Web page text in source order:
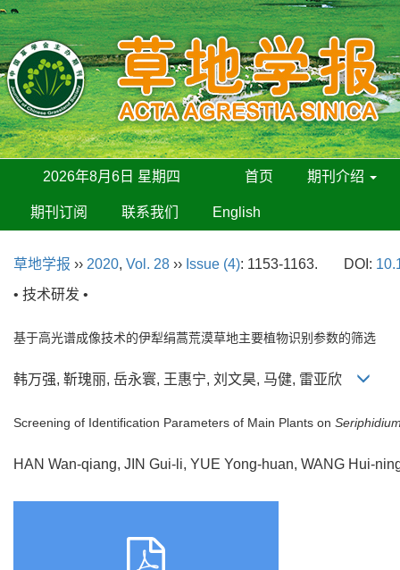
2026年8月6日 星期四 首页 期刊介绍
期刊订阅 联系我们 English
草地学报 ›› 2020, Vol. 28 ›› Issue (4): 1153-1163. DOI:
• 技术研发 •
基于高光谱成像技术的伊犁绢蒿荒漠草地主要植物识别参数的筛选
韩万强, 靳瑰丽, 岳永寰, 王惠宁, 刘文昊, 马健, 雷亚欣
Screening of Identification Parameters of Main Plants on
HAN Wan-qiang, JIN Gui-li, YUE Yong-huan, WANG Hui-